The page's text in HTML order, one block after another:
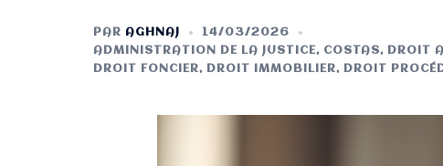
PAR AGHNAJ
14/03/2026
ADMINISTRATION DE LA JUSTICE, COSTAS, DROIT
DROIT FONCIER, DROIT IMMOBILIER, DROIT